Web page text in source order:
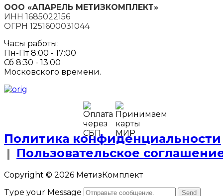
ООО «АПАРЕЛЬ МЕТИЗКОМПЛЕКТ»
ИНН 1685022156
ОГРН 1251600031044
Часы работы:
Пн-Пт 8:00 - 17:00
Сб 8:30 - 13:00
Московского времени.
Политика конфиденциальности
| Пользовательское
Copyright © 2026 МетизКомплект
Type your Message
Send